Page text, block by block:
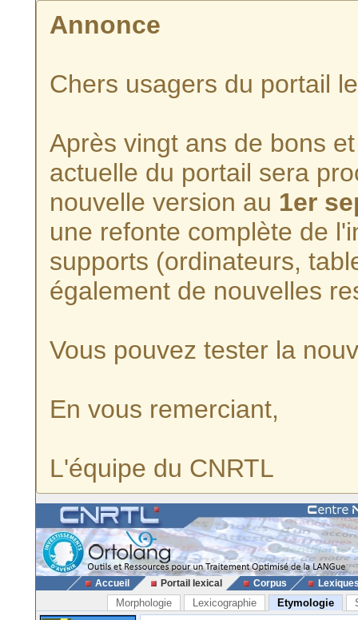
Annonce
Chers usagers du portail
Après vingt ans de bons
actuelle du portail sera
nouvelle version au 1er
une refonte complète de
supports (ordinateurs,
également de nouvelles
Vous pouvez tester la
En vous remerciant,
L'équipe du CNRTL
Accueil Portail lexical Corpus
Morphologie Lexicographie Etymologie